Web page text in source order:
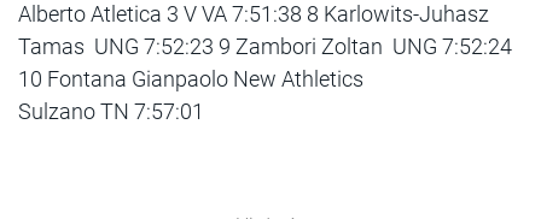
Alberto Atletica 3 V VA 7:51:38 8 Karlowits-Juhasz
Tamas UNG 7:52:23 9 Zambori Zoltan UNG 7:52:24
10 Fontana Gianpaolo New Athletics
Sulzano TN 7:57:01